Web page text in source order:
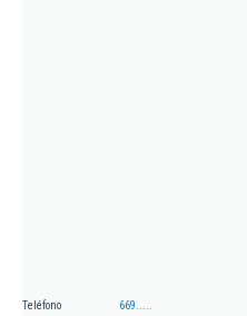
Teléfono 669.....